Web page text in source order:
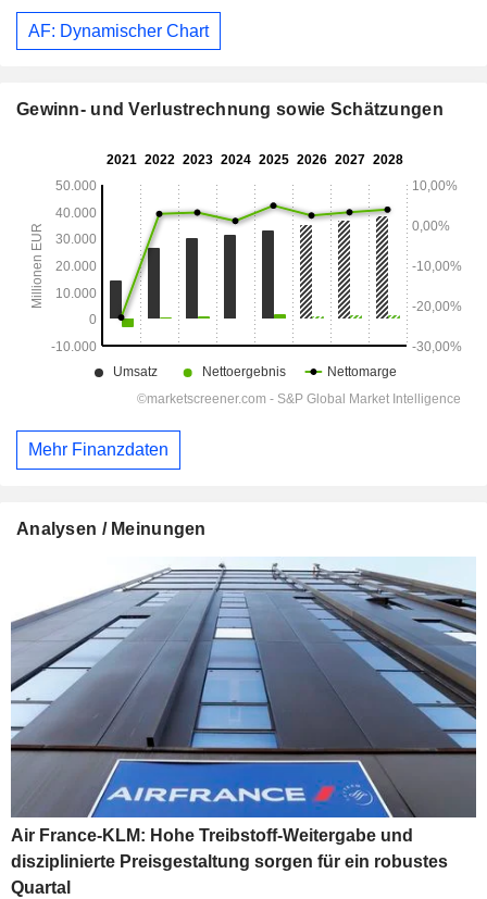
AF: Dynamischer Chart
Gewinn- und Verlustrechnung sowie Schätzungen
Mehr Finanzdaten
Analysen / Meinungen
Air France-KLM: Hohe Treibstoff-Weitergabe und
disziplinierte Preisgestaltung sorgen für ein robustes
Quartal